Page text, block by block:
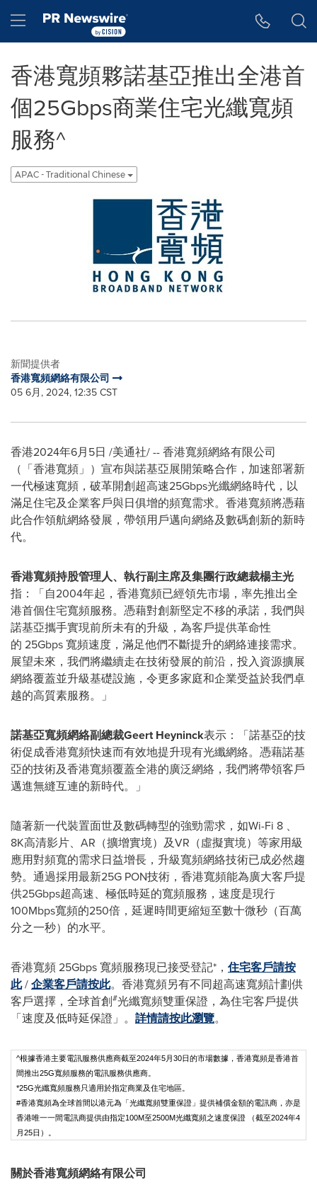
Hamburger menu
香港寬頻夥諾基亞推出全港首
個25Gbps商業住宅光纖寬頻
服務^
APAC - Traditional Chinese
新聞提供者
香港寬頻網絡有限公司
05 6月, 2024, 12:35 CST
香港2024年6月5日 /美通社/ -- 香港寬頻網絡有限公司
（「香港寬頻」）宣布與諾基亞展開策略合作，加速部署新
一代極速寬頻，破革開創超高速25Gbps光纖網絡時代，以
滿足住宅及企業客戶與日俱增的頻寬需求。香港寬頻將憑藉
此合作領航網絡發展，帶領用戶邁向網絡及數碼創新的新時
代。
香港寬頻持股管理人、執行副主席及集團行政總裁楊主光
指：「自2004年起，香港寬頻已經領先市場，率先推出全
港首個住宅寬頻服務。憑藉對創新堅定不移的承諾，我們與
諾基亞攜手實現前所未有的升級，為客戶提供革命性
的 25Gbps 寬頻速度，滿足他們不斷提升的網絡連接需求。
展望未來，我們將繼續走在技術發展的前沿，投入資源擴展
網絡覆蓋並升級基礎設施，令更多家庭和企業受益於我們卓
越的高質素服務。」
諾基亞寬頻網絡副總裁Geert Heyninck表示：「諾基亞的技
術促成香港寬頻快速而有效地提升現有光纖網絡。憑藉諾基
亞的技術及香港寬頻覆蓋全港的廣泛網絡，我們將帶領客戶
邁進無縫互連的新時代。」
隨著新一代裝置面世及數碼轉型的強勁需求，如Wi-Fi 8 、
8K高清影片、AR（擴增實境）及VR（虛擬實境）等家用級
應用對頻寬的需求日益增長，升級寬頻網絡技術已成必然趨
勢。通過採用最新25G PON技術，香港寬頻能為廣大客戶提
供25Gbps超高速、極低時延的寬頻服務，速度是現行
100Mbps寬頻的250倍，延遲時間更縮短至數十微秒（百萬
分之一秒）的水平。
香港寬頻 25Gbps 寬頻服務現已接受登記*， 住宅客戶請按
此/企業客戶請按此。香港寬頻另有不同超高速寬頻計劃供
客戶選擇，全球首創#光纖寬頻雙重保證，為住宅客戶提供
「速度及低時延保證」。 詳情請按此瀏覽。
^根據香港主要電訊服務供應商截至2024年5月30日的市場數據，香港寬頻是香港首
間推出25G寬頻服務的電訊服務供應商。
*25G光纖寬頻服務只適用於指定商業及住宅地區。
#香港寬頻為全球首間以港元為「光纖寬頻雙重保證」提供補償金額的電訊商，亦是
香港唯一一間電訊商提供由指定100M至2500M光纖寬頻之速度保證 （截至2024年4
月25日）。
關於香港寬頻網絡有限公司